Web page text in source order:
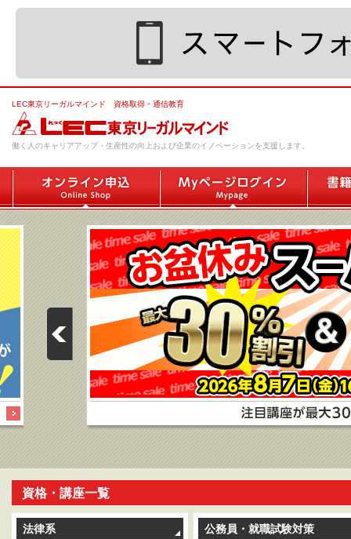
LEC東京リーガルマインド 資格取得・通信教育
働く人のキャリアアップ・生産性の向上および企業のイノベーションを支援します。
資格・講座一覧
法律系
公務員・就職試験対策